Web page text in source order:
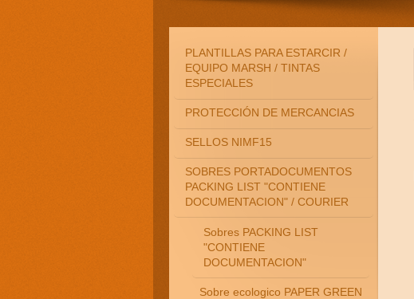
PLANTILLAS PARA ESTARCIR /
EQUIPO MARSH / TINTAS
ESPECIALES
PROTECCIÓN DE MERCANCIAS
SELLOS NIMF15
SOBRES PORTADOCUMENTOS
PACKING LIST "CONTIENE
DOCUMENTACION" / COURIER
Sobres PACKING LIST
"CONTIENE
DOCUMENTACION"
Sobre ecologico PAPER GREEN